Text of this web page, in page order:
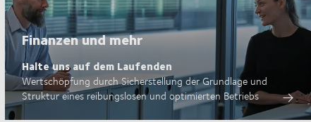
Finanzen und mehr
Halte uns auf dem Laufenden
Wertschöpfung durch Sicherstellung der Grundlage und
Struktur eines reibungslosen und optimierten Betriebs